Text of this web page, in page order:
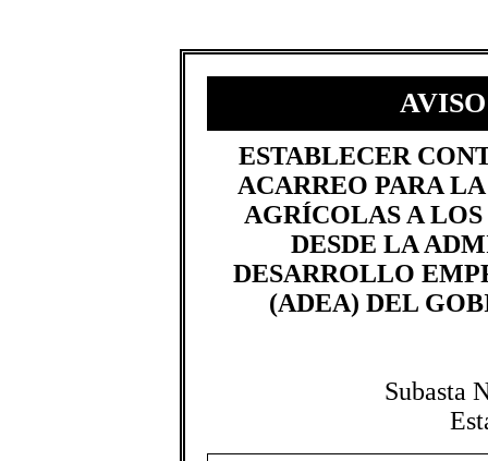
​ESTABLECER
ACARREO PARA
AGRÍCOLAS A
DESDE LA
DESARROLLO
(ADEA) DEL
Subasta